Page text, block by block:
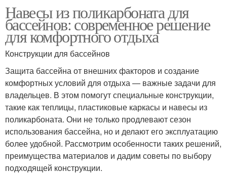
Навесы из поликарбоната для
бассейнов: современное решение
для комфортного отдыха
Конструкции для бассейнов
Защита бассейна от внешних факторов и создание
комфортных условий для отдыха — важные задачи для
владельцев. В этом помогут специальные конструкции,
такие как теплицы, пластиковые каркасы и навесы из
поликарбоната. Они не только продлевают сезон
использования бассейна, но и делают его эксплуатацию
более удобной. Рассмотрим особенности таких решений,
преимущества материалов и дадим советы по выбору
подходящей конструкции.